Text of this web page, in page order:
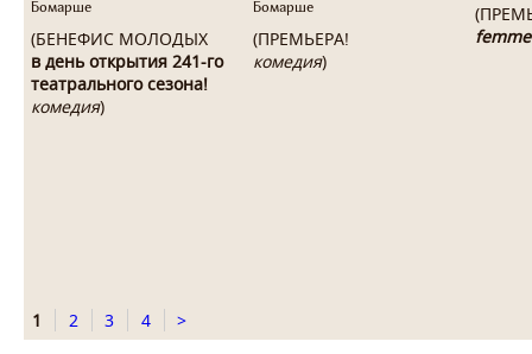
Бомарше
(БЕНЕФИС МОЛОДЫХ
в день открытия 241-го
театрального сезона!
комедия)
Бомарше
(ПРЕМЬЕРА!
комедия)
1 2 3 4 >